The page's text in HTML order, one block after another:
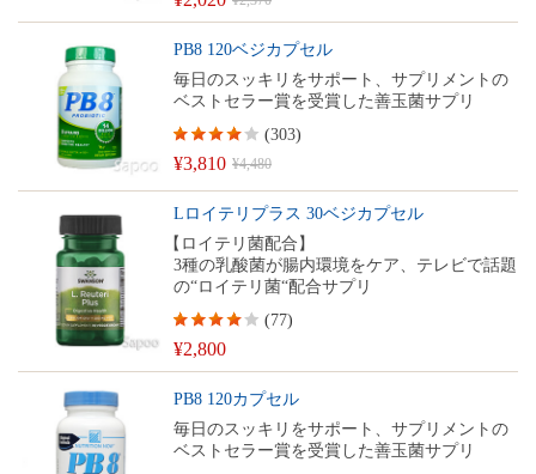
PB8 120ベジカプセル
毎日のスッキリをサポート、サプリメントの
ベストセラー賞を受賞した善玉菌サプリ
¥3,810 ¥4,480
(303)
Lロイテリプラス 30ベジカプセル
【ロイテリ菌配合】
3種の乳酸菌が腸内環境をケア、テレビで話題
の“ロイテリ菌“配合サプリ
¥2,800
(77)
PB8 120カプセル
毎日のスッキリをサポート、サプリメントの
ベストセラー賞を受賞した善玉菌サプリ